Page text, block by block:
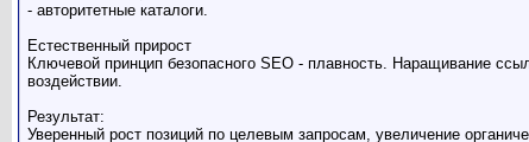
- авторитетные каталоги.
Естественный прирост
Ключевой принцип безопасного SEO - плавность. Наращивание
воздействии.
Результат:
Уверенный рост позиций по целевым запросам, увеличение